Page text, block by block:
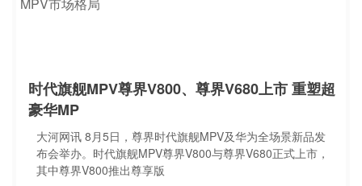
时代旗舰MPV尊界V800、尊界V680上市 重塑超
豪华MP
大河网讯 8月5日，尊界时代旗舰MPV及华为全场景新品发
布会举办。时代旗舰MPV尊界V800与尊界V680正式上市，
其中尊界V800推出尊享版